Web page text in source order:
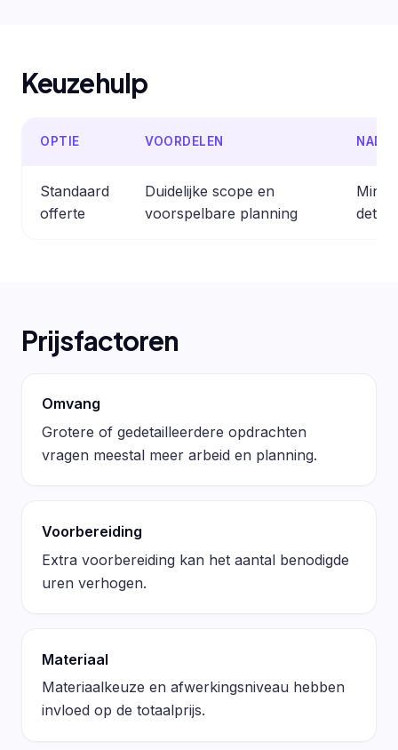
Keuzehulp
OPTIE VOORDELEN
Standaard
offerte
Duidelijke scope en
voorspelbare planning
Prijsfactoren
Omvang
Grotere of gedetailleerdere opdrachten
vragen meestal meer arbeid en planning.
Voorbereiding
Extra voorbereiding kan het aantal benodigde
uren verhogen.
Materiaal
Materiaalkeuze en afwerkingsniveau hebben
invloed op de totaalprijs.